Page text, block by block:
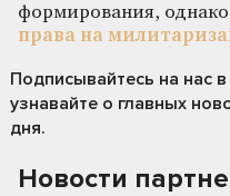
формирования, однако
права на
Подписывайтесь на нас в
узнавайте о главных
дня.
Новости